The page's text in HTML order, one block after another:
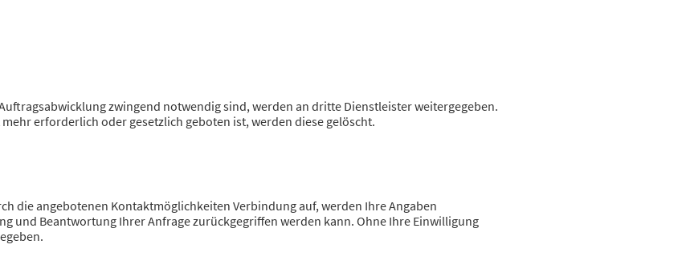
zwingend notwendig sind, werden an dritte Dienstleister weitergegeben.
erforderlich oder gesetzlich geboten ist, werden diese gelöscht.
die angebotenen Kontaktmöglichkeiten Verbindung auf, werden Ihre Angaben
und Beantwortung Ihrer Anfrage zurückgegriffen werden kann. Ohne Ihre Einwilligung